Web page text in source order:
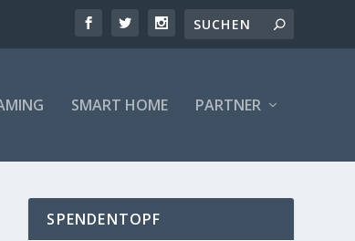
SMART HOME PARTNER
SPENDENTOPF